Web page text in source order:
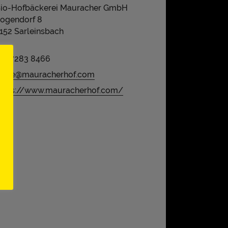
Hofbäckerei Mauracher GmbH
8
Sarleinsbach
+43 7283 8466
office@mauracherhof.com
https://www.mauracherhof.com/